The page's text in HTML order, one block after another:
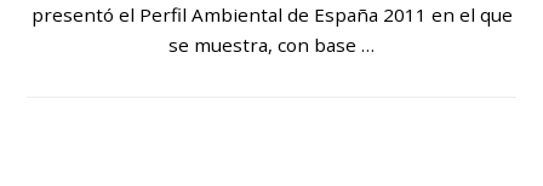
presentó el Perfil Ambiental de España 2011 en el que
se muestra, con base …